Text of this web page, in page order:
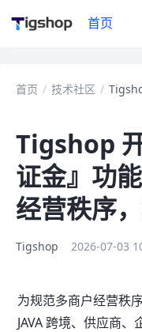
首页
首页 / 技术社区 /
Tigshop
证金』功
经营秩序
Tigshop 2026-07-03
为规范多商户经营秩
JAVA 跨境、供应商